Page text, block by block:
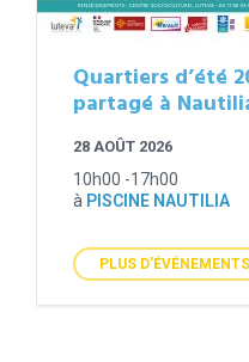
Quartiers d’été
partagé à
28 AOÛT 2026
10h00 -17h00
à PISCINE NAUTILIA
PLUS D'ÉVÉNEMENTS